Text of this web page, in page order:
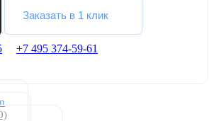
Заказать в 1 клик
+7 495 374-59-61